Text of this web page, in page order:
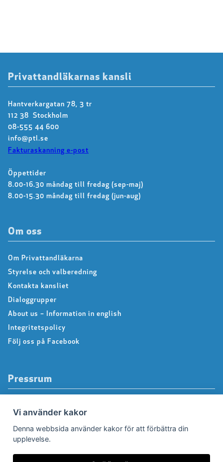
Privattandläkarnas kansli
Hantverkargatan 78, 3 tr
112 38 Stockholm
08-555 44 600
info@ptl.se
Fakturaskanning e-post
Öppettider
8.00-16.30 måndag till fredag (sep-maj)
8.00-15.30 måndag till fredag (jun-aug)
Om oss
Om Privattandläkarna
Styrelse och valberedning
Kontakta kansliet
Dialoggrupper
About us – Information in english
Integritetspolicy
Följ oss på Facebook
Pressrum
Pressmeddelanden
Vi använder kakor
Denna webbsida använder kakor för att förbättra din
upplevelse.